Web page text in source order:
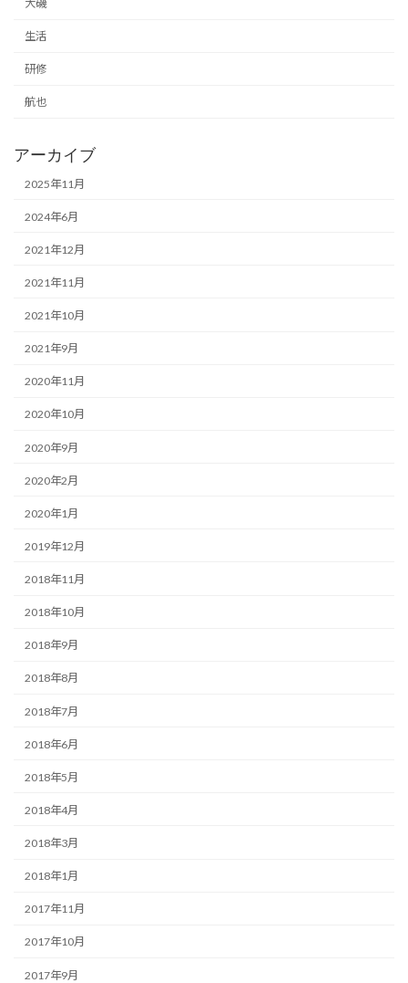
大磯
生活
研修
航也
アーカイブ
2025年11月
2024年6月
2021年12月
2021年11月
2021年10月
2021年9月
2020年11月
2020年10月
2020年9月
2020年2月
2020年1月
2019年12月
2018年11月
2018年10月
2018年9月
2018年8月
2018年7月
2018年6月
2018年5月
2018年4月
2018年3月
2018年1月
2017年11月
2017年10月
2017年9月